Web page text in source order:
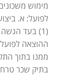
לפועל: א.
ההוצאה
ממנו בתוך